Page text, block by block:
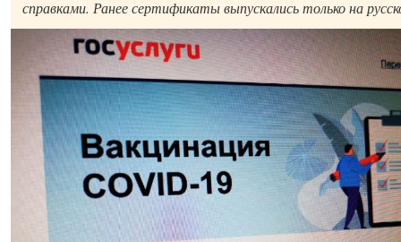
справками. Ранее сертификаты выпускались только на